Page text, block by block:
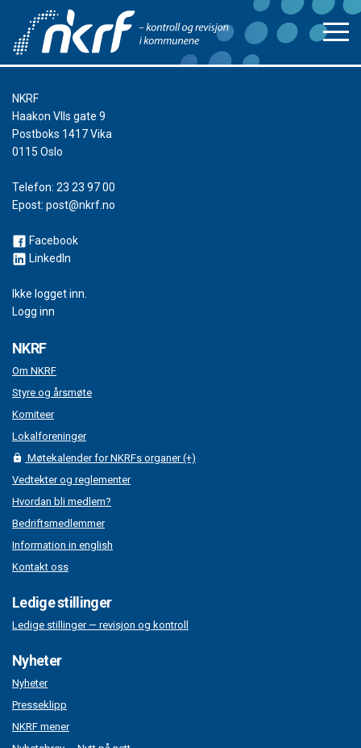
NKRF
Haakon VIIs gate 9
Postboks 1417 Vika
0115 Oslo
Telefon: 23 23 97 00
Epost: post@nkrf.no
Facebook
LinkedIn
Ikke logget inn.
Logg inn
NKRF
Om NKRF
Styre og årsmøte
Komiteer
Lokalforeninger
Møtekalender for NKRFs organer (+)
Vedtekter og reglementer
Hvordan bli medlem?
Bedriftsmedlemmer
Information in english
Kontakt oss
Ledige stillinger
Ledige stillinger — revisjon og kontroll
Nyheter
Nyheter
Presseklipp
NKRF mener